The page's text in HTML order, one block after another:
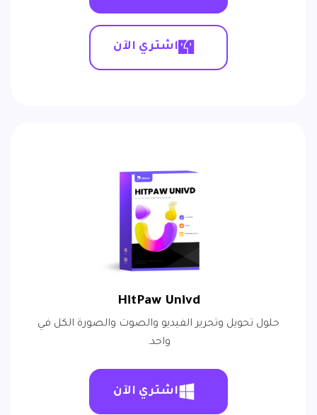
اشتري الآن
HitPaw Univd
حلول تحويل وتحرير الفيديو والصوت والصورة الكل في
واحد.
اشتري الآن